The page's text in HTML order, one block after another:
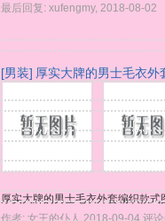
最后回复: xufengmy, 2018-08-02
[男装] 厚实大牌的男士毛衣外
厚实大牌的男士毛衣外套编织款式
作者:女王的仆人 2018-09-04 评